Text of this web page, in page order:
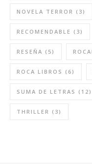
NOVELA TERROR (3)
RECOMENDABLE (3)
RESEÑA (5)
ROCA LIBROS (6)
SUMA DE LETRAS (12)
THRILLER (3)